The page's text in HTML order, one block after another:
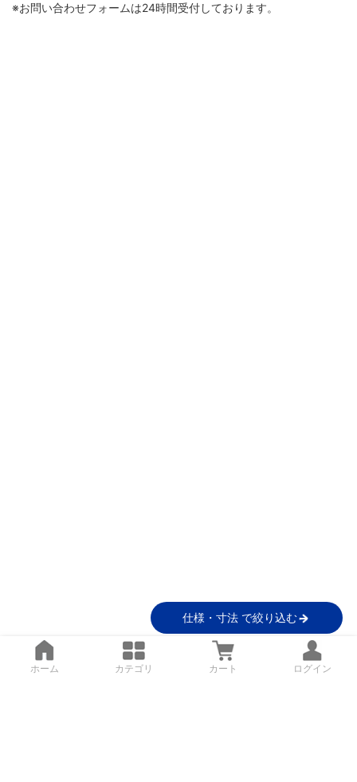
※お問い合わせフォームは24時間受付しております。
仕様・寸法 で絞り込む
ホーム カテゴリ カート ログイン